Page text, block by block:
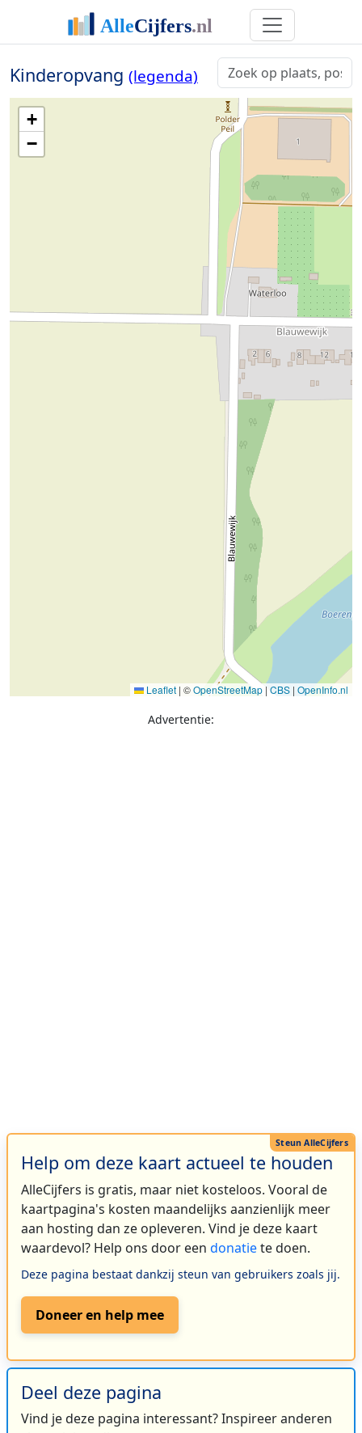
Kinderopvang (legenda)
+
−
Leaflet | ©OpenStreetMap | CBS | OpenInfo.nl
Advertentie:
Help om deze kaart actueel te houden
AlleCijfers is gratis, maar niet kosteloos. Vooral de
kaartpagina's kosten maandelijks aanzienlijk meer
aan hosting dan ze opleveren. Vind je deze kaart
waardevol? Help ons door een donatiete doen.
Deze pagina bestaat dankzij steun van gebruikers zoals jij.
Doneer en help mee
Deel deze pagina
Vind je deze pagina interessant? Inspireer anderen